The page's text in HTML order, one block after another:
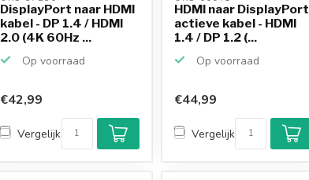
DisplayPort naar HDMI
kabel - DP 1.4 / HDMI
2.0 (4K 60Hz ...
Op voorraad
€42,99
Vergelijk
HDMI naar DisplayPort
actieve kabel - HDMI
1.4 / DP 1.2 (...
Op voorraad
€44,99
Vergelijk